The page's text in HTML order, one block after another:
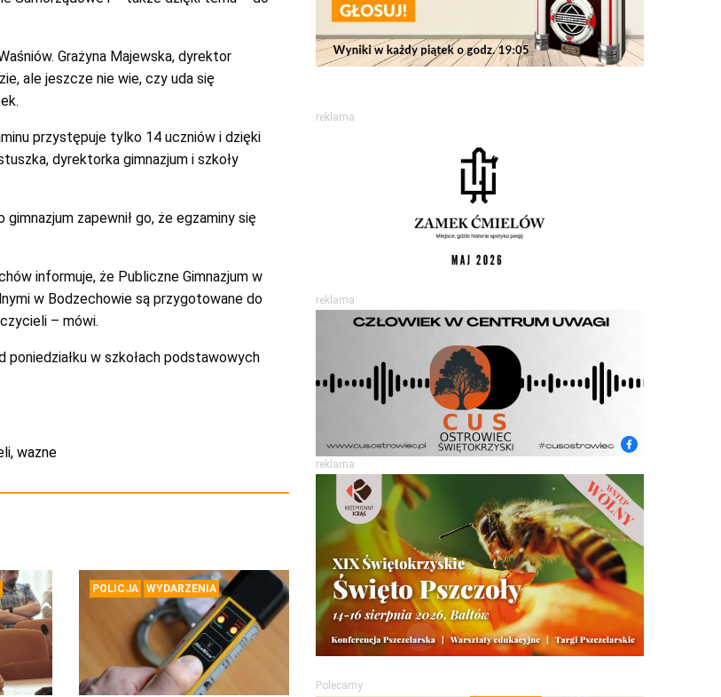
Grażyna Majewska, dyrektor
ale jeszcze nie wie, czy uda się
przystępuje tylko 14 uczniów i dzięki
dyrektorka gimnazjum i szkoły
zapewnił go, że egzaminy się
informuje, że Publiczne Gimnazjum w
w Bodzechowie są przygotowane do
– mówi.
poniedziałku w szkołach podstawowych
, wazne
POLICJA WYDARZENIA
reklama
reklama
reklama
Polecamy